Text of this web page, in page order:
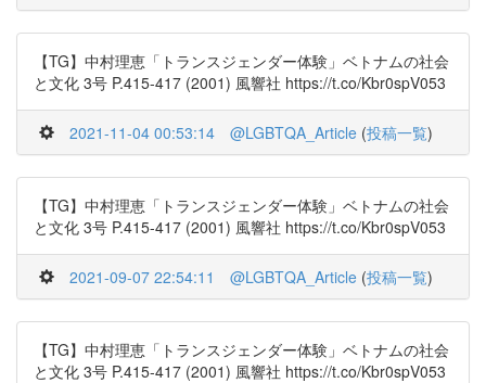
【TG】中村理恵「トランスジェンダー体験」ベトナムの社会
と文化 3号 P.415-417 (2001) 風響社 https://t.co/Kbr0spV053
2021-11-04 00:53:14 @LGBTQA_Article (投稿一覧)
【TG】中村理恵「トランスジェンダー体験」ベトナムの社会
と文化 3号 P.415-417 (2001) 風響社 https://t.co/Kbr0spV053
2021-09-07 22:54:11 @LGBTQA_Article (投稿一覧)
【TG】中村理恵「トランスジェンダー体験」ベトナムの社会
と文化 3号 P.415-417 (2001) 風響社 https://t.co/Kbr0spV053